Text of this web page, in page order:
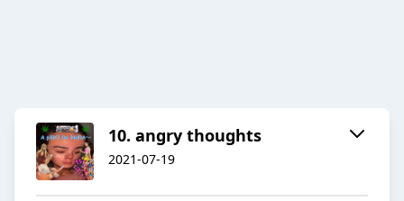
10. angry thoughts
2021-07-19